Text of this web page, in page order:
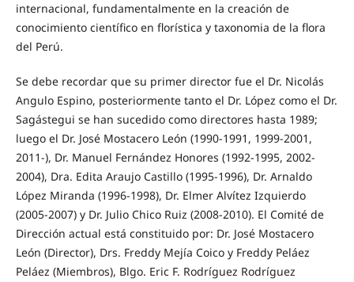
internacional, fundamentalmente en la creación de
conocimiento científico en florística y taxonomia de la flora
del Perú.
Se debe recordar que su primer director fue el Dr. Nicolás
Angulo Espino, posteriormente tanto el Dr. López como el Dr.
Sagástegui se han sucedido como directores hasta 1989;
luego el Dr. José Mostacero León (1990-1991, 1999-2001,
2011-), Dr. Manuel Fernández Honores (1992-1995, 2002-
2004), Dra. Edita Araujo Castillo (1995-1996), Dr. Arnaldo
López Miranda (1996-1998), Dr. Elmer Alvítez Izquierdo
(2005-2007) y Dr. Julio Chico Ruiz (2008-2010). El Comité de
Dirección actual está constituido por: Dr. José Mostacero
León (Director), Drs. Freddy Mejía Coico y Freddy Peláez
Peláez (Miembros), Blgo. Eric F. Rodríguez Rodríguez